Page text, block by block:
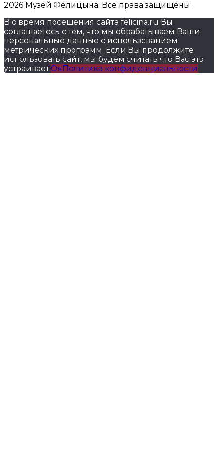
2026 Музей Фелицына. Все права защищены.
В о время посещения сайта felicina.ru Вы
соглашаетесь с тем, что мы обрабатываем Ваши
персональные данные с использованием
метрических программ. Если Вы продолжите
использовать сайт, мы будем считать что Вас это
устраивает.ОкПолитика конфиденциальности